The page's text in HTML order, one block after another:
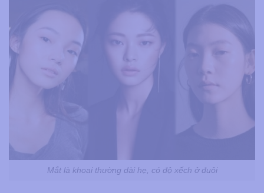
Mắt là khoai thường dài hẹ, có độ xếch ở đuôi